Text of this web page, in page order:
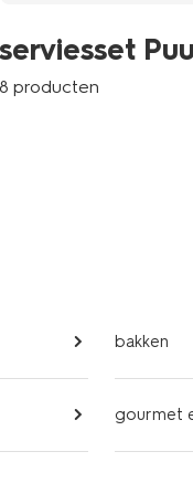
producten
bakken
gourmet